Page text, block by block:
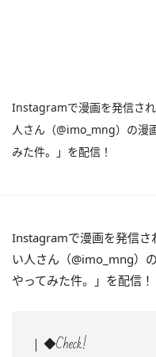
Instagramで漫画を発信さ
人さん（@imo_mng）の漫
みた件。」を配信！
Instagramで漫画を発信さ
い人さん（@imo_mng）
やってみた件。」を配信！
◆Check!